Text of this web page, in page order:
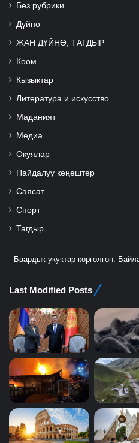
Без рубрики
Дүйнө
ЖАН ДҮЙНӨ, ТАГДЫР
Коом
Кызыктар
Литература и искусство
Маданият
Медиа
Окуялар
Пайдалуу кеңештер
Саясат
Спорт
Тагдыр
Баардык укуктар корголгон.
Last Modified Posts